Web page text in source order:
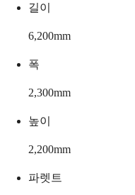
길이
6,200mm
폭
2,300mm
높이
2,200mm
파렛트